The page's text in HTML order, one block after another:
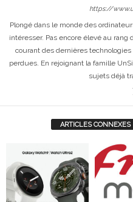
https://
Plongé dans le monde des
intéresser. Pas encore élevé au
courant des dernières
perdues. En rejoignant la famille
sujets déjà
ARTICLES CONNEXES